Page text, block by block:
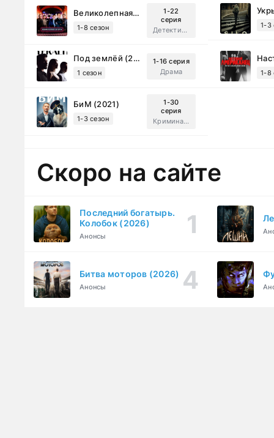
Великолепная Пятерка (2019)
1-8 сезон
1-22
серия
Детектив, Русский
1-3
Под землёй (2026)
1 сезон
1-16 серия
Драма
1-8
БиМ (2021)
1-3 сезон
1-30
серия
Криминал, Комедия
Скоро на сайте
Последний богатырь.
Колобок (2026)
Анонсы
Битва моторов (2026)
Анонсы